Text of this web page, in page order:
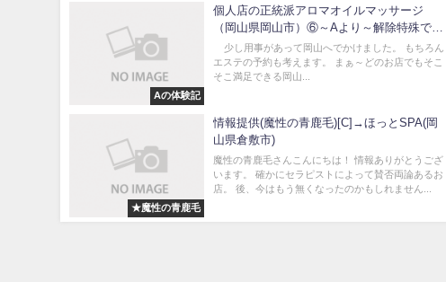
Aの体験記
個人店の正統派アロマオイルマッサージ
（岡山県岡山市）⑥～Aより～解除特殊です
^^;;
少し用事があって岡山へでかけました。 もちろん
エステの予約も考えます。 まぁ～どのお店でもそこ
そこ満足できる岡山...
★魔性の青鹿毛
情報提供(魔性の青鹿毛)[C]→ほっとSPA(岡
山県倉敷市)
魔性の青鹿毛さんこんにちは！ 情報ありがとうござ
います。 確かにセラピストによって賛否両論あるお
店。 後、今はもう無くなったのかもしれません...